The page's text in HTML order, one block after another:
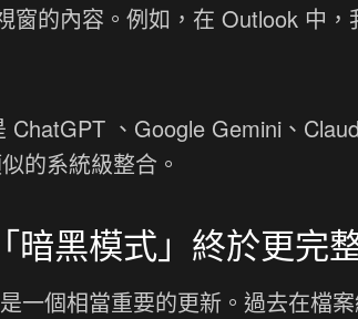
窗的內容。例如，在 Outlook 中，
、Google Gemini、
的系統級整合。
暗黑模式」終於更完
一個相當重要的更新。過去在檔